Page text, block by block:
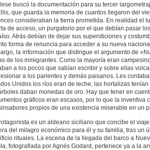
buscó la documentación para su tercer
que guarda la memoria de cuantos llegaron del
consideraban la tierra prometida. En realidad el
de acceso, un purgatorio por el que debían pasar
Atrás debían de dejar sus supersticiones y
forma de renuncia para acceder a su nueva
la información que distingue el argumento de
de los inmigrantes. Como la mayoría eran
a los pocos que sabían escribir y sobre ellas
a los parientes y demás paisanos. Les
Unidos los ríos eran de leche, las hortalizas
daban monedas de oro. Hay que tener en
gráficos eran escasos, por lo que la inventiva
propios de una existencia miserable en un
es un aldeano siciliano que concibe el
del milagro económico para él y su familia, tras un
rituales. La escena de la llegada del barco a
fotografiada por Agnés Godard, pertenece ya a la